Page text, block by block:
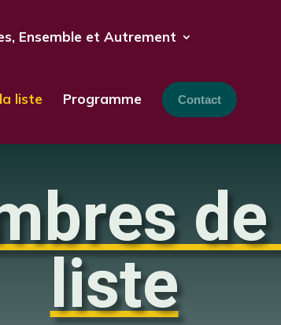
Ensemble et Autrement
liste Programme Contact
liste